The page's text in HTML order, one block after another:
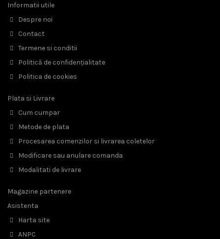
Informatii utile
Despre noi
Contact
Termene si conditii
Politică de confidențialitate
Politica de cookies
Plata si Livrare
Cum cumpar
Metode de plata
Procesarea comenzilor si livrarea coletelor
Modificare sau anulare comanda
Modalitati de livrare
Magazine partenere
Asistenta
Harta site
ANPC